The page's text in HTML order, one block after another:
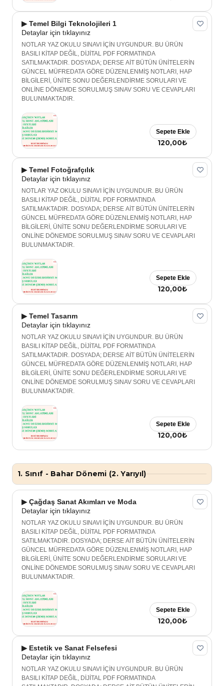
▶ Temel Bilgi Teknolojileri 1
Detaylar için tıklayınız
NOTLAR YAZ OKULU SINAVI İÇİN UYGUNDUR. BU ÜRÜN
BASILI KİTAP DEĞİL, DİJİTAL PDF FORMATINDA
SATILMAKTADIR. DOSYADA; DERSE AİT BÜTÜN ÜNİTELERİN
GÜNCEL MÜFREDATA GÖRE DÜZENLENMİŞ NOTLARI, HAP
BİLGİLERİ, ÜNİTE SONU DEĞERLENDİRME SORULARI VE
ONLİNE DÖNEMDE SORULMUŞ SINAV SORU VE CEVAPLARI
BULUNMAKTADIR.
120,00₺
Sepete Ekle
▶ Temel Fotoğrafçılık
Detaylar için tıklayınız
NOTLAR YAZ OKULU SINAVI İÇİN UYGUNDUR. BU ÜRÜN
BASILI KİTAP DEĞİL, DİJİTAL PDF FORMATINDA
SATILMAKTADIR. DOSYADA; DERSE AİT BÜTÜN ÜNİTELERİN
GÜNCEL MÜFREDATA GÖRE DÜZENLENMİŞ NOTLARI, HAP
BİLGİLERİ, ÜNİTE SONU DEĞERLENDİRME SORULARI VE
ONLİNE DÖNEMDE SORULMUŞ SINAV SORU VE CEVAPLARI
BULUNMAKTADIR.
120,00₺
Sepete Ekle
▶ Temel Tasarım
Detaylar için tıklayınız
NOTLAR YAZ OKULU SINAVI İÇİN UYGUNDUR. BU ÜRÜN
BASILI KİTAP DEĞİL, DİJİTAL PDF FORMATINDA
SATILMAKTADIR. DOSYADA; DERSE AİT BÜTÜN ÜNİTELERİN
GÜNCEL MÜFREDATA GÖRE DÜZENLENMİŞ NOTLARI, HAP
BİLGİLERİ, ÜNİTE SONU DEĞERLENDİRME SORULARI VE
ONLİNE DÖNEMDE SORULMUŞ SINAV SORU VE CEVAPLARI
BULUNMAKTADIR.
120,00₺
Sepete Ekle
1. Sınıf - Bahar Dönemi (2. Yarıyıl)
▶ Çağdaş Sanat Akımları ve Moda
Detaylar için tıklayınız
NOTLAR YAZ OKULU SINAVI İÇİN UYGUNDUR. BU ÜRÜN
BASILI KİTAP DEĞİL, DİJİTAL PDF FORMATINDA
SATILMAKTADIR. DOSYADA; DERSE AİT BÜTÜN ÜNİTELERİN
GÜNCEL MÜFREDATA GÖRE DÜZENLENMİŞ NOTLARI, HAP
BİLGİLERİ, ÜNİTE SONU DEĞERLENDİRME SORULARI VE
ONLİNE DÖNEMDE SORULMUŞ SINAV SORU VE CEVAPLARI
BULUNMAKTADIR.
120,00₺
Sepete Ekle
▶ Estetik ve Sanat Felsefesi
Detaylar için tıklayınız
NOTLAR YAZ OKULU SINAVI İÇİN UYGUNDUR. BU ÜRÜN
BASILI KİTAP DEĞİL, DİJİTAL PDF FORMATINDA